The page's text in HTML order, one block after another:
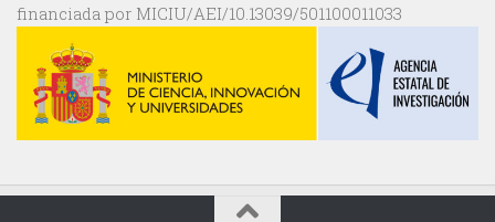
financiada por MICIU/AEI/10.13039/501100011033